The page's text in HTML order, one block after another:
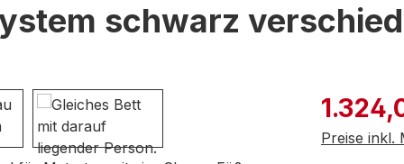
schwarz
Preise inkl.